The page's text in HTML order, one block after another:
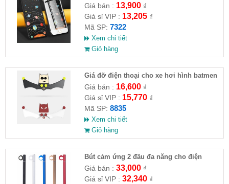
Giá bán : 13,900₫
Giá sỉ VIP : 13,205₫
Mã SP: 7322
Xem chi tiết
Giỏ hàng
Giá đỡ điện thoại cho xe hơi hình batmen
Giá bán : 16,600₫
Giá sỉ VIP : 15,770₫
Mã SP: 8835
Xem chi tiết
Giỏ hàng
Bút cảm ứng 2 đầu đa năng cho điện
thoại, máy tính bảng
Giá bán : 33,000₫
Giá sỉ VIP : 32,340₫